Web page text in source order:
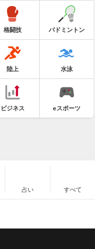
格闘技 バドミントン
陸上 水泳
ビジネス eスポーツ
占い すべて